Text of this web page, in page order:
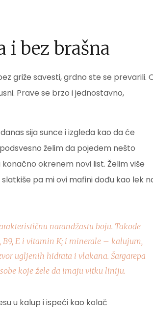
i bez brašna
griže savesti, grdno ste se prevarili.
Prave se brzo i jednostavno,
sija sunce i izgleda kao da će
želim da pojedem nešto
okrenem novi list. Želim više
pa mi ovi mafini dođu kao lek
narandžastu boju. Takođe
B9, E i vitamin K; i minerale – kalujum,
ugljenih hidrata i vlakana. Šargarepa
koje žele da imaju vitku liniju.
u kalup i ispeći kao kolač